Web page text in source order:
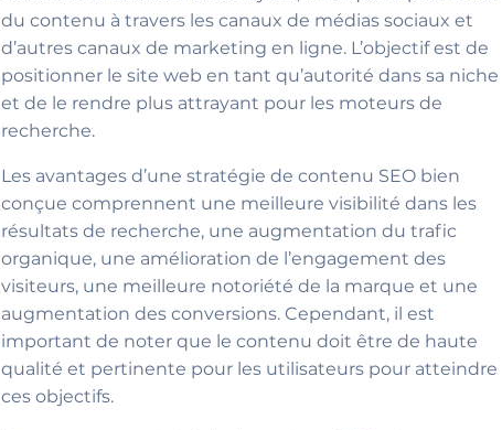
du contenu à travers les canaux de médias sociaux et
d’autres canaux de marketing en ligne. L’objectif est de
positionner le site web en tant qu’autorité dans sa niche
et de le rendre plus attrayant pour les moteurs de
recherche.
Les avantages d’une stratégie de contenu SEO bien
conçue comprennent une meilleure visibilité dans les
résultats de recherche, une augmentation du trafic
organique, une amélioration de l’engagement des
visiteurs, une meilleure notoriété de la marque et une
augmentation des conversions. Cependant, il est
important de noter que le contenu doit être de haute
qualité et pertinente pour les utilisateurs pour atteindre
ces objectifs.